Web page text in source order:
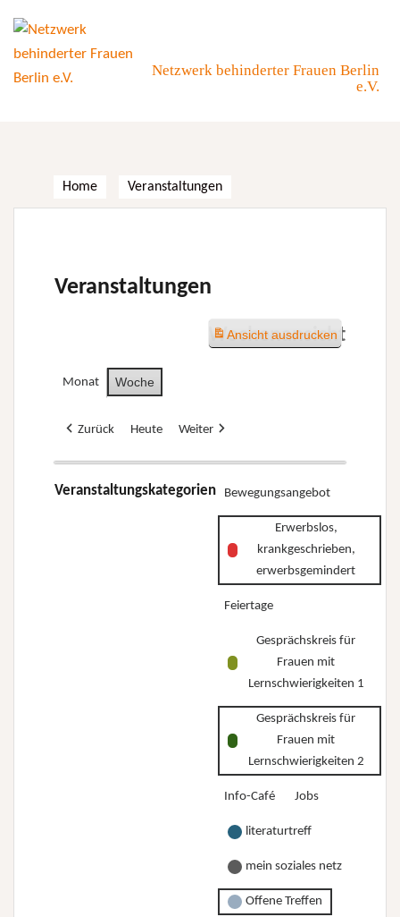
content
Netzwerk behinderter Frauen Berlin
e.V.
Home Veranstaltungen
Veranstaltungen
Wochenansicht
Monat Woche
Zurück Heute Weiter
Veranstaltungskategorien Bewegungsangebot
Erwerbslos,
krankgeschrieben,
erwerbsgemindert
Feiertage
Gesprächskreis für
Frauen mit
Lernschwierigkeiten 1
Gesprächskreis für
Frauen mit
Lernschwierigkeiten 2
Info-Café Jobs
literaturtreff
mein soziales netz
Offene Treffen
Ansichtausdrucken